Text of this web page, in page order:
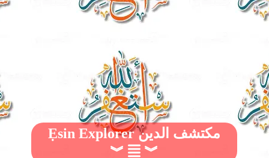
Ẹsin Explorer مكتشف الدين
︾
︾